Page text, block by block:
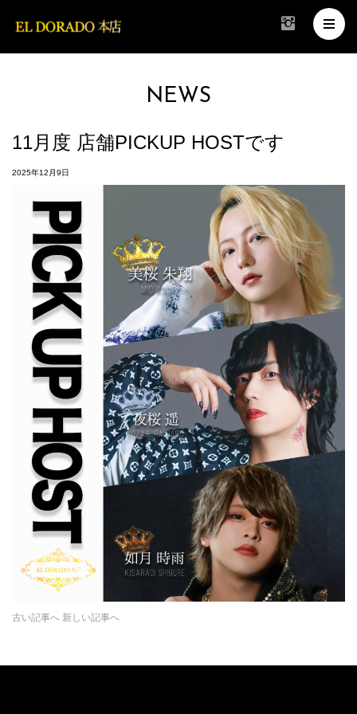
NEWS
11月度 店舗PICKUP HOSTです
2025年12月9日
古い記事へ 新しい記事へ